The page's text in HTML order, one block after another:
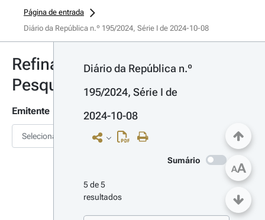
Página de entrada
Diário da República n.º 195/2024, Série I de 2024-10-08
Refinar
Pesquisa
Emitente
Selecionar
Diário da República n.º
195/2024, Série I de
2024-10-08
Sumário
5 de 5
resultados
AA